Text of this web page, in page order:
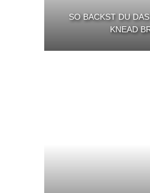
SO BACKST DU
KNEAD